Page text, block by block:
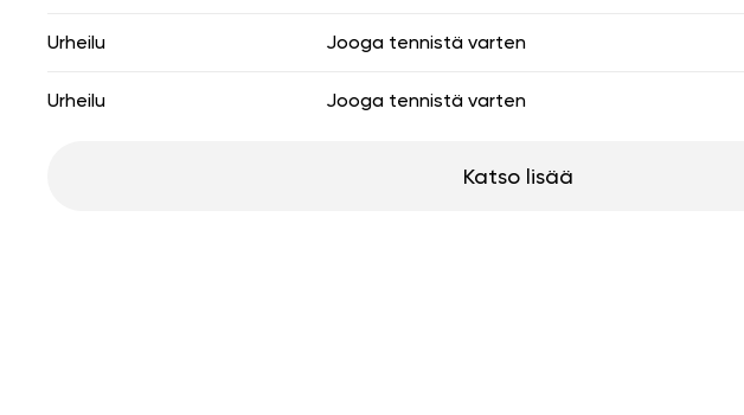
Urheilu Jooga tennistä varten
Urheilu Jooga tennistä varten
Katso lisää